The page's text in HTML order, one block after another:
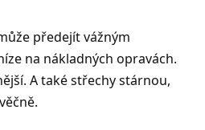
předejít vážným
na nákladných opravách.
A také střechy stárnou,